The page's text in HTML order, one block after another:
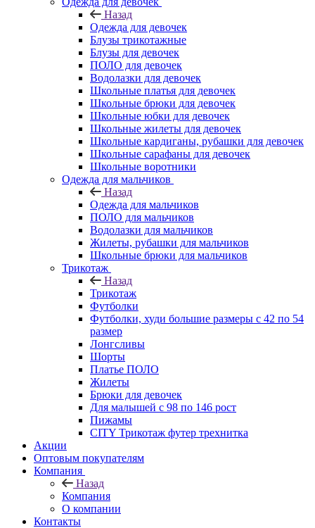
Назад
Одежда для девочек
Блузы трикотажные
Блузы для девочек
ПОЛО для девочек
Водолазки для девочек
Школьные платья для девочек
Школьные брюки для девочек
Школьные юбки для девочек
Школьные жилеты для девочек
Школьные кардиганы, рубашки для девочек
Школьные сарафаны для девочек
Школьные воротники
Одежда для мальчиков
Назад
Одежда для мальчиков
ПОЛО для мальчиков
Водолазки для мальчиков
Жилеты, рубашки для мальчиков
Школьные брюки для мальчиков
Трикотаж
Назад
Трикотаж
Футболки
Футболки, худи большие размеры с 42 по 54
размер
Лонгсливы
Шорты
Платье ПОЛО
Жилеты
Брюки для девочек
Для малышей с 98 по 146 рост
Пижамы
CITY Трикотаж футер трехнитка
Акции
Оптовым покупателям
Компания
Назад
Компания
О компании
Контакты